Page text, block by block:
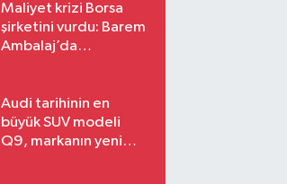
Maliyet krizi Borsa
şirketini vurdu: Barem
Ambalaj’da
Audi tarihinin en
büyük SUV modeli
Q9, markanın yeni